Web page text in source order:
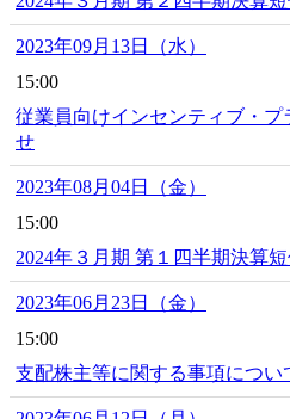
2023年09月13日（水）
15:00
従業員向けインセンティブ・
せ
2023年08月04日（金）
15:00
2024年３月期 第１四半期決算
2023年06月23日（金）
15:00
支配株主等に関する事項につい